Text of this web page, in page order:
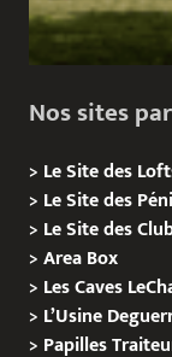
Nos sites
> Le Site des
> Le Site des
> Le Site des
>Area Box
> Les Caves
> L’Usine
> Papilles